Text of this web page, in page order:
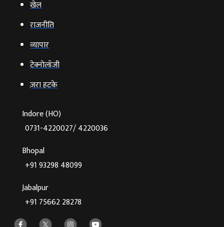
खेल
राजनीति
व्‍यापार
टेक्‍नोलॉजी
ज़रा हटके
Indore (HO)
0731-4220027/ 4220036
Bhopal
+91 93298 48099
Jabalpur
+91 75662 28278